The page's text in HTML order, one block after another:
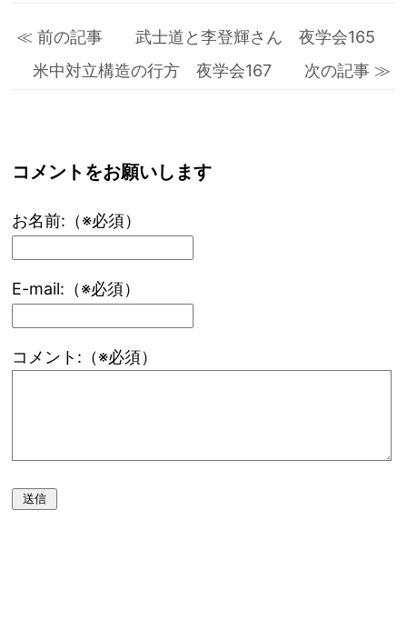
≪ 前の記事 武士道と李登輝さん 夜学会165
米中対立構造の行方 夜学会167 次の記事 ≫
コメントをお願いします
お名前:（※必須）
E-mail:（※必須）
コメント:（※必須）